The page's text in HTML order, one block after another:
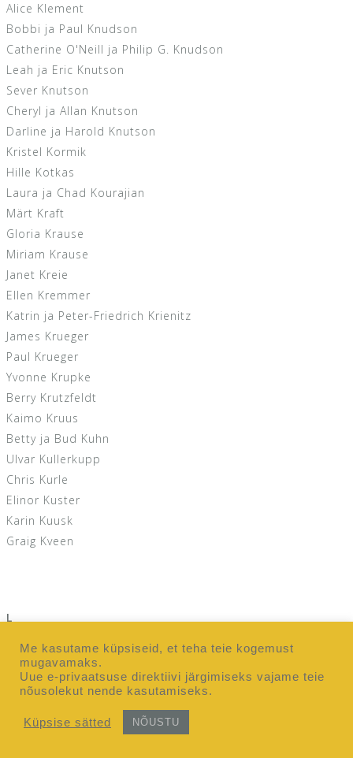
Alice Klement
Bobbi ja Paul Knudson
Catherine O'Neill ja Philip G. Knudson
Leah ja Eric Knutson
Sever Knutson
Cheryl ja Allan Knutson
Darline ja Harold Knutson
Kristel Kormik
Hille Kotkas
Laura ja Chad Kourajian
Märt Kraft
Gloria Krause
Miriam Krause
Janet Kreie
Ellen Kremmer
Katrin ja Peter-Friedrich Krienitz
James Krueger
Paul Krueger
Yvonne Krupke
Berry Krutzfeldt
Kaimo Kruus
Betty ja Bud Kuhn
Ulvar Kullerkupp
Chris Kurle
Elinor Kuster
Karin Kuusk
Graig Kveen
L
Mirjam ja Arne Lagus
Kristin ja John Lagus
Deena Lanning
Nancy Lantz
Me kasutame küpsiseid, et teha teie kogemust
mugavamaks.
Uue e-privaatsuse direktiivi järgimiseks vajame teie
nõusolekut nende kasutamiseks.
Küpsise sätted NÕUSTU